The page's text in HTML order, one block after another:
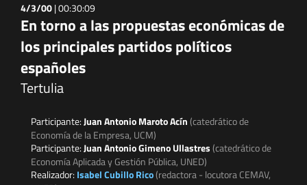
4/3/00|00:30:09
En torno a las propuestas económicas de
los principales partidos políticos
españoles
Tertulia
Participante:Juan Antonio Maroto Acín(catedrático de
Economía de la Empresa, UCM)
Participante:Juan Antonio Gimeno Ullastres(catedrático de
Economía Aplicada y Gestión Pública, UNED)
Realizador: Isabel Cubillo Rico(redactora - locutora CEMAV,